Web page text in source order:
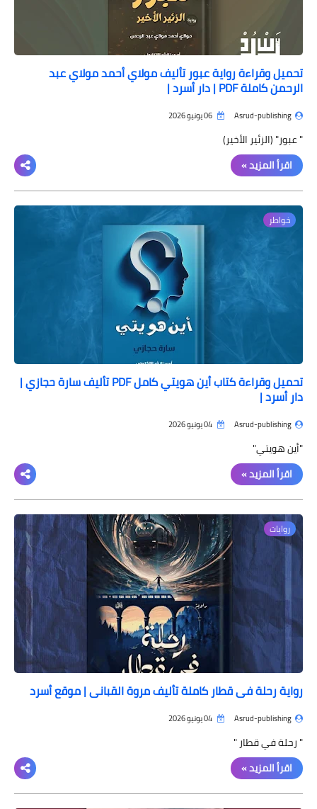
تحميل وقراءة رواية عبور تأليف مولاي أحمد مولاي عبد
الرحمن كاملة PDF | دار أسرد |
Asrud-publishing
" عبور" (الزئير الأخير)
اقرأ المزيد »
خواطر
تحميل وقراءة كتاب أين هويتي كامل PDF تأليف سارة حجازي |
دار أسرد |
Asrud-publishing
"أين هويتي"
اقرأ المزيد »
روايات
رواية رحلة في قطار كاملة تأليف مروة القباني | موقع أسرد
Asrud-publishing
" رحلة في قطار "
اقرأ المزيد »